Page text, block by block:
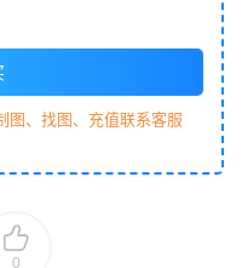
图、找图、充值联系客服
0